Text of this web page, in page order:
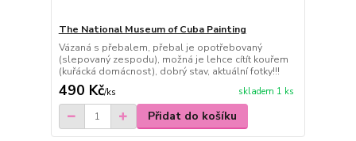
The National Museum of Cuba Painting
Vázaná s přebalem, přebal je opotřebovaný
(slepovaný zespodu), možná je lehce cítít kouřem
(kuřácká domácnost), dobrý stav, aktuální fotky!!!
490 Kč/ks skladem 1 ks
Přidat do košíku